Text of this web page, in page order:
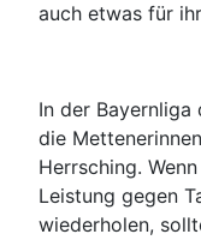
auch etwas für
In der
die
Herrsching.
Leistung gegen
wiederholen,